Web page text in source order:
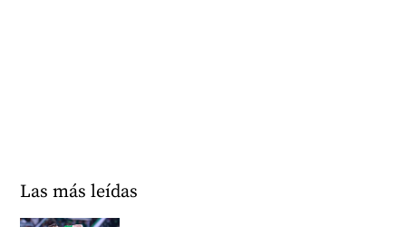
Las más leídas